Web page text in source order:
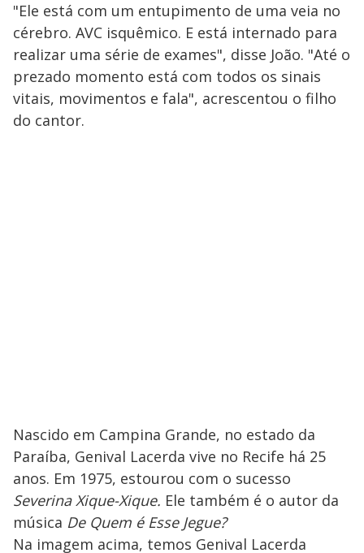
"Ele está com um entupimento de uma veia no
cérebro. AVC isquêmico. E está internado para
realizar uma série de exames", disse João. "Até o
prezado momento está com todos os sinais
vitais, movimentos e fala", acrescentou o filho
do cantor.
Nascido em Campina Grande, no estado da
Paraíba, Genival Lacerda vive no Recife há 25
anos. Em 1975, estourou com o sucesso
Severina Xique-Xique. Ele também é o autor da
música De Quem é Esse Jegue?
Na imagem acima, temos Genival Lacerda